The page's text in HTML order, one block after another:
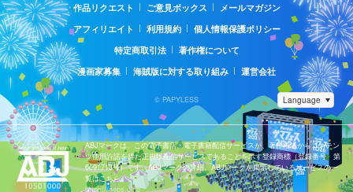
作品リクエスト
ご意見ボックス
メールマガジン
アフィリエイト
利用規約
個人情報保護ポリシー
特定商取引法
著作権について
漫画家募集
海賊版に対する取り組み 運営会社
© PAPYLESS
ABJマークは、この電子書店・電子書籍配信サービスが、著作権者からコンテン
ツ使用許諾を得た正規版配信サービスであることを示す登録商標（登録番号 第
6091713号）です。ABJマークの詳細、ABJマークを掲示しているサービスの一
覧はこちら。
https://aebs.or.jp